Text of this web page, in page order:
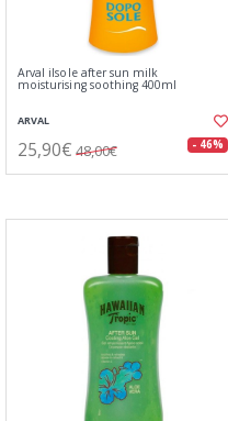
Arval ilsole after sun milk
moisturising soothing 400ml
ARVAL
25,90€ 48,00€ - 46%